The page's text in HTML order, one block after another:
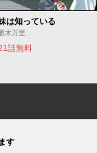
は知っている
木万里
話無料
す